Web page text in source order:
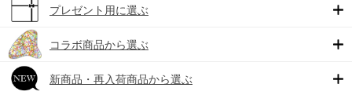
プレゼント用に選ぶ
コラボ商品から選ぶ
新商品・再入荷商品から選ぶ